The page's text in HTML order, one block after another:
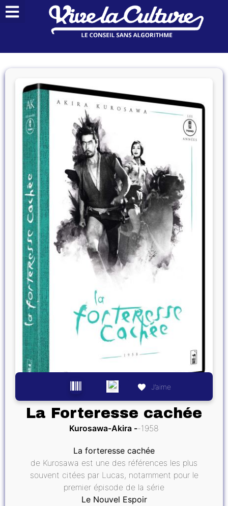
J’aime
La Forteresse cachée
Kurosawa-Akira 1958
La forteresse cachée
de Kurosawa est une des références les plus
souvent citées par Lucas, notamment pour le
premier épisode de la série
Le Nouvel Espoir